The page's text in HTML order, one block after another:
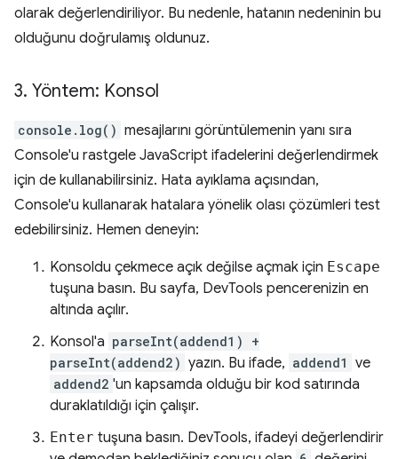
olarak değerlendiriliyor. Bu nedenle, hatanın nedeninin bu
olduğunu doğrulamış oldunuz.
3. Yöntem: Konsol
console.log() mesajlarını görüntülemenin yanı sıra
Console'u rastgele JavaScript ifadelerini değerlendirmek
için de kullanabilirsiniz. Hata ayıklama açısından,
Console'u kullanarak hatalara yönelik olası çözümleri test
edebilirsiniz. Hemen deneyin:
Konsoldu çekmece açık değilse açmak için Escape
tuşuna basın. Bu sayfa, DevTools pencerenizin en
altında açılır.
Konsol'a parseInt(addend1) +
parseInt(addend2) yazın. Bu ifade, addend1 ve
addend2 'un kapsamda olduğu bir kod satırında
duraklatıldığı için çalışır.
Enter tuşuna basın. DevTools, ifadeyi değerlendirir